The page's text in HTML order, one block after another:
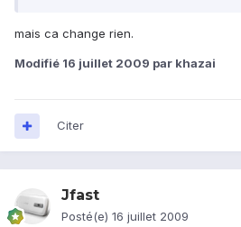
mais ca change rien.
Modifié 16 juillet 2009 par khazai
Citer
Jfast
Posté(e) 16 juillet 2009